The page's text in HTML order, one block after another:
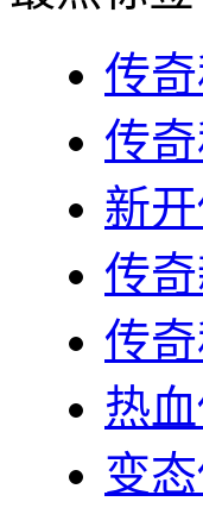
传
传
新
传
传
热
变